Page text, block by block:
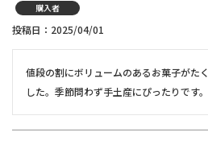
購入者
投稿日 2025/04/01
値段の割にボリュームのあるお菓子がた
した。季節問わず手土産にぴったりです。